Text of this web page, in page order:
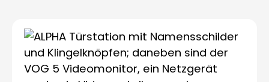
Bildergalerie überspringen